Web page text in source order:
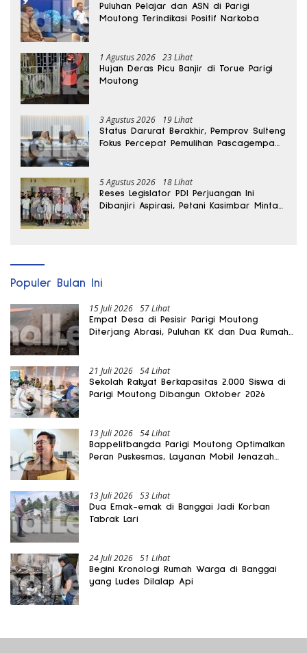
Puluhan Pelajar dan ASN di Parigi
Moutong Terindikasi Positif Narkoba
1 Agustus 2026 23 Lihat
Hujan Deras Picu Banjir di Torue Parigi
Moutong
3 Agustus 2026 19 Lihat
Status Darurat Berakhir, Pemprov Sulteng
Fokus Percepat Pemulihan Pascagempa
5 Agustus 2026 18 Lihat
Reses Legislator PDI Perjuangan Ini
Dibanjiri Aspirasi, Petani Kasimbar Minta
Populer Bulan Ini
15 Juli 2026 57 Lihat
Empat Desa di Pesisir Parigi Moutong
Diterjang Abrasi, Puluhan KK dan Dua Rumah
21 Juli 2026 54 Lihat
Sekolah Rakyat Berkapasitas 2.000 Siswa di
Parigi Moutong Dibangun Oktober 2026
13 Juli 2026 54 Lihat
Bappelitbangda Parigi Moutong Optimalkan
Peran Puskesmas, Layanan Mobil Jenazah
13 Juli 2026 53 Lihat
Dua Emak-emak di Banggai Jadi Korban
Tabrak Lari
24 Juli 2026 51 Lihat
Begini Kronologi Rumah Warga di Banggai
yang Ludes Dilalap Api